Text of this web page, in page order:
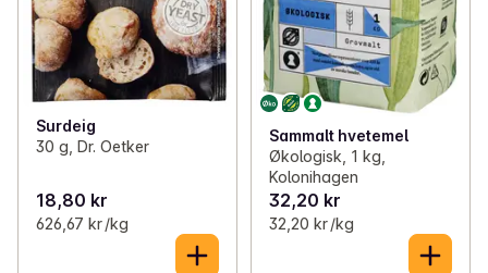
Surdeig
30 g, Dr. Oetker
18,80 kr
626,67 kr /kg
Sammalt hvetemel
Økologisk, 1 kg,
Kolonihagen
32,20 kr
32,20 kr /kg